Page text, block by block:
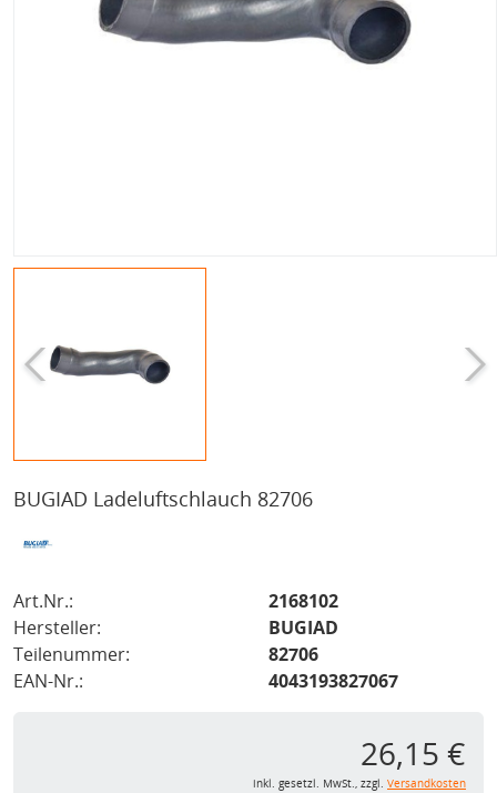
BUGIAD Ladeluftschlauch 82706
Art.Nr.:
2168102
Hersteller:
BUGIAD
Teilenummer:
82706
EAN-Nr.:
4043193827067
26,15 €
inkl. gesetzl. MwSt., zzgl. Versandkosten